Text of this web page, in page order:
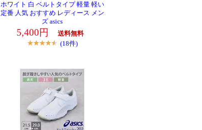
ホワイト 白 ベルトタイプ 軽量 軽い
定番 人気 おすすめ レディース メン
ズ asics
5,400円 送料無料
(18件)